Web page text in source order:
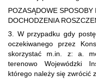
POZASĄDOWE SPOSOBY
DOCHODZENIA
3. W przypadku gdy
oczekiwanego przez
skorzystać m.in. z: a.
terenowo Wojewódzki
którego należy się zwrócić